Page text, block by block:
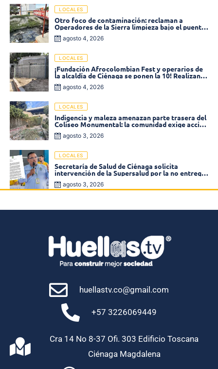
LOCALES
Otro foco de contaminación: reclaman a
Operadores de la Sierra limpieza bajo el puente
de la calle 19 con carrera 11
agosto 4, 2026
LOCALES
¡Fundación Afrocolombian Fest y operarios de
la alcaldía de Ciénaga se ponen la 10! Realizan
limpieza de la parte posterior del Coliseo
Monumental
agosto 4, 2026
LOCALES
Indigencia y maleza amenazan parte trasera del
Coliseo Monumental: la comunidad exige acción
inmediata!
agosto 3, 2026
LOCALES
Secretaría de Salud de Ciénaga solicita
intervención de la Supersalud por la no entrega
de medicamentos en las EPS
agosto 3, 2026
huellastv.co@gmail.com
+57 3226069449
Cra 14 No 8-37 Ofi. 303 Edificio Toscana
Ciénaga Magdalena